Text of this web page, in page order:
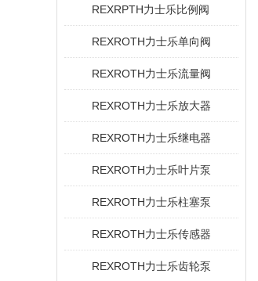
REXRPTH力士乐比例阀
REXROTH力士乐单向阀
REXROTH力士乐流量阀
REXROTH力士乐放大器
REXROTH力士乐继电器
REXROTH力士乐叶片泵
REXROTH力士乐柱塞泵
REXROTH力士乐传感器
REXROTH力士乐齿轮泵